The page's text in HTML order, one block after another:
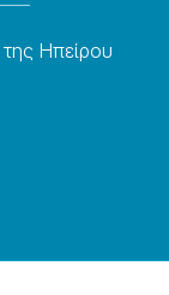
Ηπείρου